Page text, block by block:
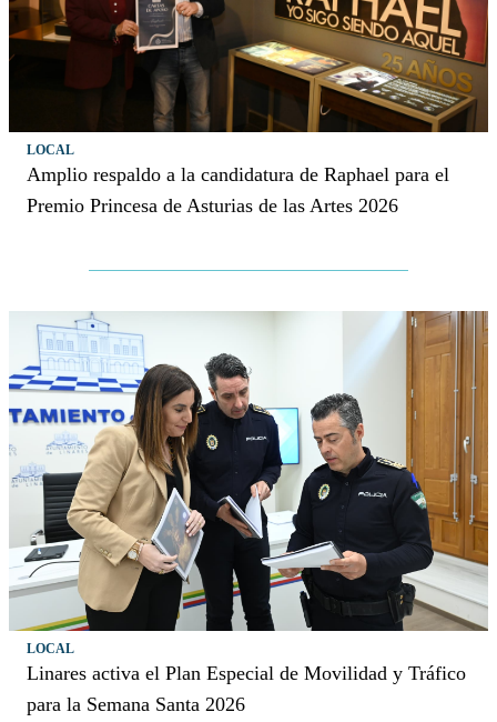
LOCAL
Amplio respaldo a la candidatura de Raphael para el
Premio Princesa de Asturias de las Artes 2026
LOCAL
Linares activa el Plan Especial de Movilidad y Tráfico
para la Semana Santa 2026